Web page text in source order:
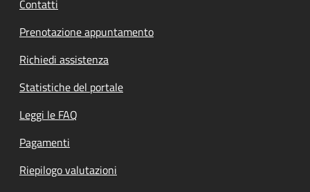
Contatti
Prenotazione appuntamento
Richiedi assistenza
Statistiche del portale
Leggi le FAQ
Pagamenti
Riepilogo valutazioni